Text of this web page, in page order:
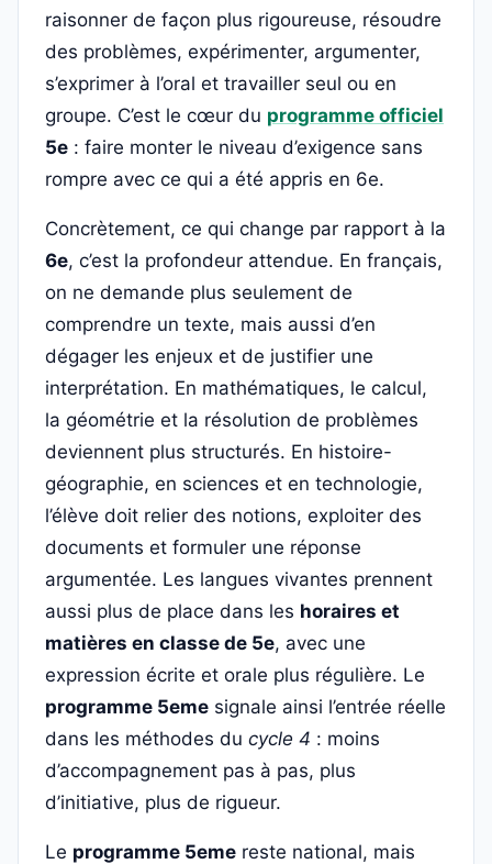
raisonner de façon plus rigoureuse, résoudre
des problèmes, expérimenter, argumenter,
s’exprimer à l’oral et travailler seul ou en
groupe. C’est le cœur du programme officiel
5e : faire monter le niveau d’exigence sans
rompre avec ce qui a été appris en 6e.
Concrètement, ce qui change par rapport à la
6e, c’est la profondeur attendue. En français,
on ne demande plus seulement de
comprendre un texte, mais aussi d’en
dégager les enjeux et de justifier une
interprétation. En mathématiques, le calcul,
la géométrie et la résolution de problèmes
deviennent plus structurés. En histoire-
géographie, en sciences et en technologie,
l’élève doit relier des notions, exploiter des
documents et formuler une réponse
argumentée. Les langues vivantes prennent
aussi plus de place dans les horaires et
matières en classe de 5e, avec une
expression écrite et orale plus régulière. Le
programme 5eme signale ainsi l’entrée réelle
dans les méthodes du cycle 4 : moins
d’accompagnement pas à pas, plus
d’initiative, plus de rigueur.
Le programme 5eme reste national, mais